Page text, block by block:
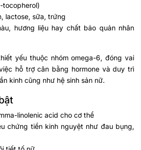
tocopherol)
lactose, sữa, trứng
hương liệu hay chất bảo quản nhân
yếu thuộc nhóm omega-6, đóng vai
hỗ trợ cân bằng hormone và duy trì
kinh cũng như hệ sinh sản nữ.
linolenic acid cho cơ thể
chứng tiền kinh nguyệt như đau bụng,